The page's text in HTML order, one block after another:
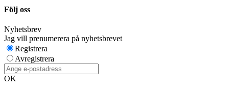
Följ oss
Nyhetsbrev
Jag vill prenumerera på nyhetsbrevet
Registrera
Avregistrera
OK